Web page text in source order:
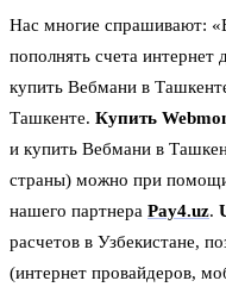
Нас многие спрашивают:
пополнять счета интернет
купить Вебмани в
Ташкенте. Купить
и купить Вебмани в
страны) можно при
нашего партнера Pay4.uz.
расчетов в Узбекистане,
(интернет провайдеров,